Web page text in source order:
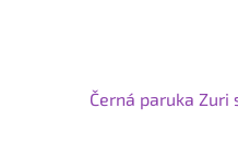
Černá paruka